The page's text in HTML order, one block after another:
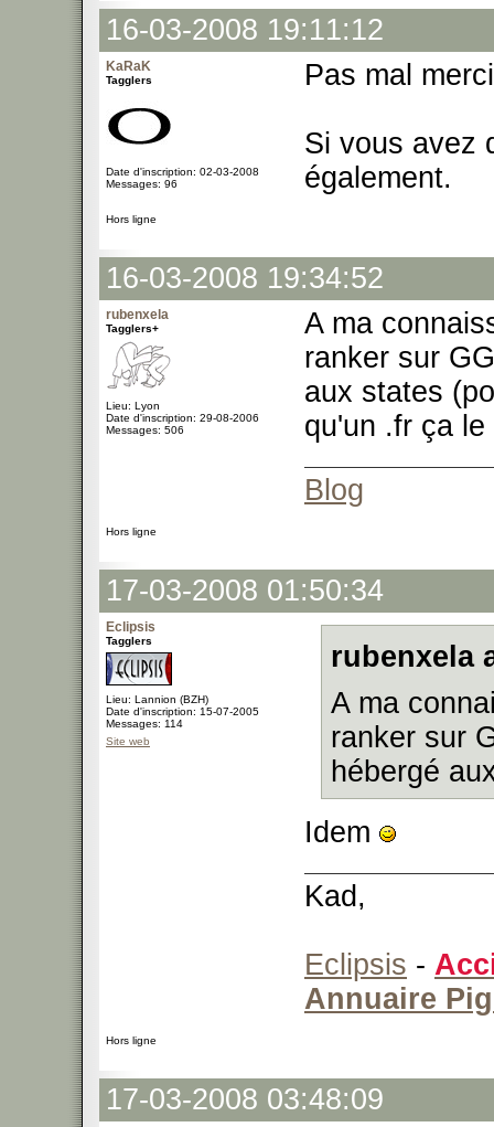
16-03-2008 19:11:12
KaRaK
Tagglers
Date d'inscription: 02-03-2008
Messages: 96
Pas mal
Si vous avez
également.
Hors ligne
16-03-2008 19:34:52
rubenxela
Tagglers+
Lieu: Lyon
Date d'inscription: 29-08-2006
Messages: 506
A ma
ranker sur
aux states
qu'un .fr ça
Blog
Hors ligne
17-03-2008 01:50:34
Eclipsis
Tagglers
Lieu: Lannion (BZH)
Date d'inscription: 15-07-2005
Messages: 114
Site web
rubenxela
A ma
ranker sur
hébergé
Idem
Kad,
Eclipsis -
Annuaire
Hors ligne
17-03-2008 03:48:09